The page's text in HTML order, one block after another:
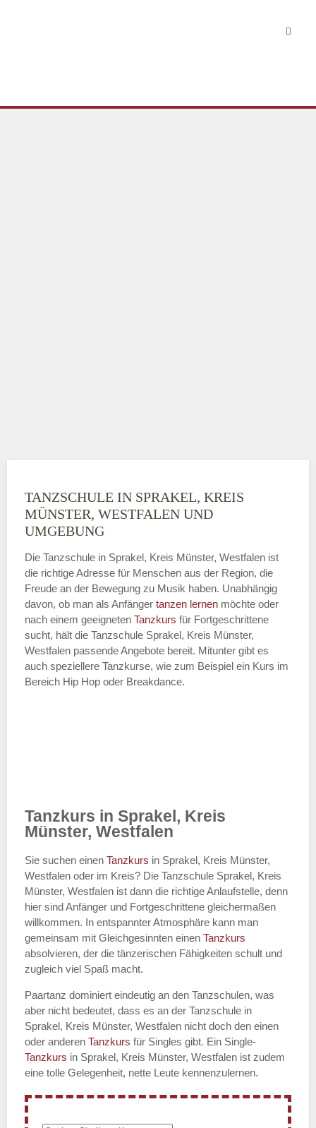
TANZSCHULE IN SPRAKEL, KREIS
MÜNSTER, WESTFALEN UND
UMGEBUNG
Die Tanzschule in Sprakel, Kreis Münster, Westfalen ist
die richtige Adresse für Menschen aus der Region, die
Freude an der Bewegung zu Musik haben. Unabhängig
davon, ob man als Anfänger tanzen lernen möchte oder
nach einem geeigneten Tanzkurs für Fortgeschrittene
sucht, hält die Tanzschule Sprakel, Kreis Münster,
Westfalen passende Angebote bereit. Mitunter gibt es
auch speziellere Tanzkurse, wie zum Beispiel ein Kurs im
Bereich Hip Hop oder Breakdance.
Tanzkurs in Sprakel, Kreis
Münster, Westfalen
Sie suchen einen Tanzkurs in Sprakel, Kreis Münster,
Westfalen oder im Kreis? Die Tanzschule Sprakel, Kreis
Münster, Westfalen ist dann die richtige Anlaufstelle, denn
hier sind Anfänger und Fortgeschrittene gleichermaßen
willkommen. In entspannter Atmosphäre kann man
gemeinsam mit Gleichgesinnten einen Tanzkurs
absolvieren, der die tänzerischen Fähigkeiten schult und
zugleich viel Spaß macht.
Paartanz dominiert eindeutig an den Tanzschulen, was
aber nicht bedeutet, dass es an der Tanzschule in
Sprakel, Kreis Münster, Westfalen nicht doch den einen
oder anderen Tanzkurs für Singles gibt. Ein Single-
Tanzkurs in Sprakel, Kreis Münster, Westfalen ist zudem
eine tolle Gelegenheit, nette Leute kennenzulernen.